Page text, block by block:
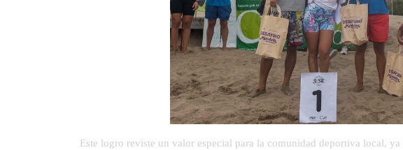
Este logro reviste un valor especial para la comunidad deportiva local,